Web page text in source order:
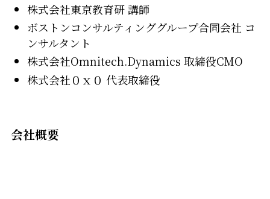
株式会社東京教育研 講師
ボストンコンサルティンググループ合同会社 コ
ンサルタント
株式会社Omnitech.Dynamics 取締役CMO
株式会社０ｘ０ 代表取締役
会社概要